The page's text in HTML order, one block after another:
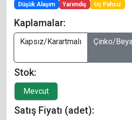
Düşük Alaşım Yarımdiş Uç Pahsız
Kaplamalar:
Kapsız/Karartmalı Çinko/
Stok:
Satış Fiyatı (adet):